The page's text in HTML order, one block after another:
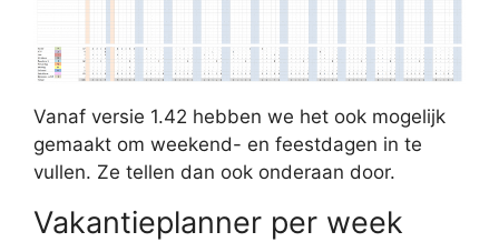
Vanaf versie 1.42 hebben we het ook mogelijk
gemaakt om weekend- en feestdagen in te
vullen. Ze tellen dan ook onderaan door.
Vakantieplanner per week